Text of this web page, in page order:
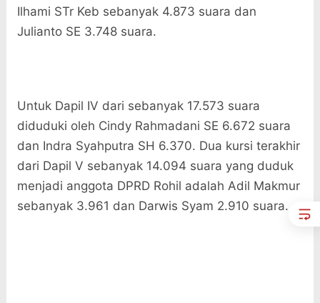
Ilhami STr Keb sebanyak 4.873 suara dan
Julianto SE 3.748 suara.
Untuk Dapil IV dari sebanyak 17.573 suara
diduduki oleh Cindy Rahmadani SE 6.672 suara
dan Indra Syahputra SH 6.370. Dua kursi terakhir
dari Dapil V sebanyak 14.094 suara yang duduk
menjadi anggota DPRD Rohil adalah Adil Makmur
sebanyak 3.961 dan Darwis Syam 2.910 suara.